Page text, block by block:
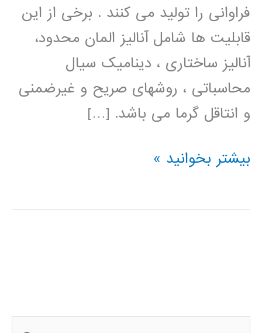
فراوانی را تولید می کنند . برخی از این
قابلیت ها شامل آنالیز المان محدود،
آنالیز ساختاری ، دینامیک سیال
محاسباتی ، روشهای صریح و غیرضمنی
و انتاقل گرما می باشد. […]
فیلم
فارسی
بیشتر بخوانید »